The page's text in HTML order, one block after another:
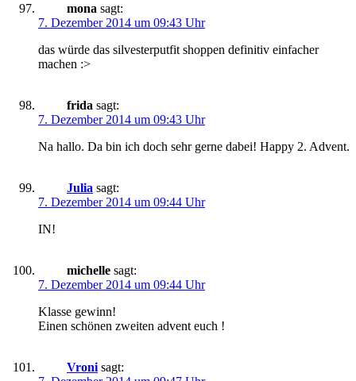
mona sagt:
7. Dezember 2014 um 09:43 Uhr
das würde das silvesterputfit shoppen definitiv einfacher
machen :>
frida sagt:
7. Dezember 2014 um 09:43 Uhr
Na hallo. Da bin ich doch sehr gerne dabei! Happy 2. Advent.
Julia sagt:
7. Dezember 2014 um 09:44 Uhr
IN!
michelle sagt:
7. Dezember 2014 um 09:44 Uhr
Klasse gewinn!
Einen schönen zweiten advent euch !
Vroni sagt: